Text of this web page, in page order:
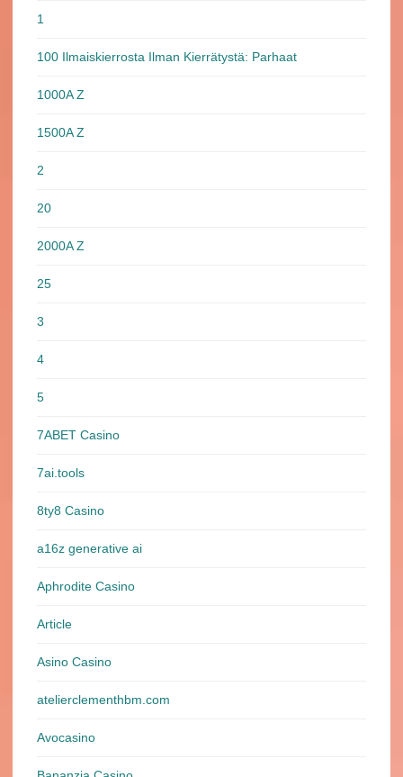
1
100 Ilmaiskierrosta Ilman Kierrätystä: Parhaat
1000A Z
1500A Z
2
20
2000A Z
25
3
4
5
7ABET Casino
7ai.tools
8ty8 Casino
a16z generative ai
Aphrodite Casino
Article
Asino Casino
atelierclementhbm.com
Avocasino